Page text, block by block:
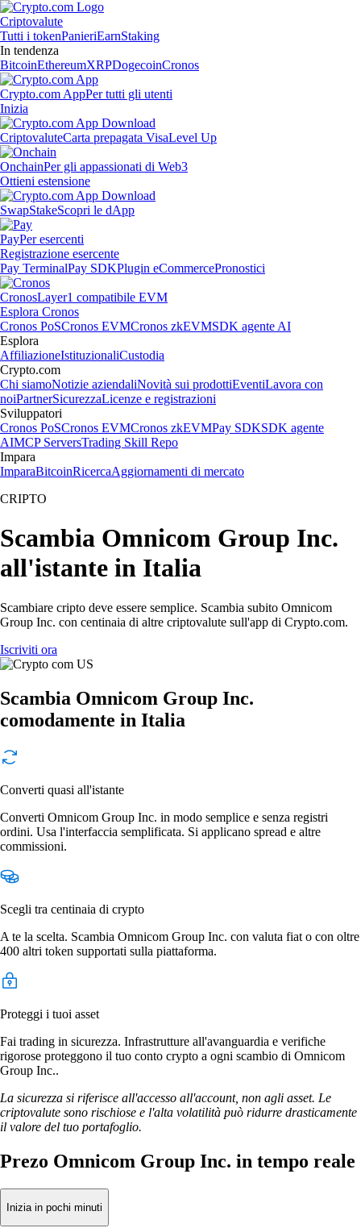
Criptovalute
Tutti i tokenPanieriEarnStaking
In tendenza
BitcoinEthereumXRPDogecoinCronos
Crypto.com AppPer tutti gli utenti
Inizia
CriptovaluteCarta prepagata VisaLevel Up
OnchainPer gli appassionati di Web3
Ottieni estensione
SwapStakeScopri le dApp
PayPer esercenti
Registrazione esercente
Pay TerminalPay SDKPlugin eCommercePronostici
CronosLayer1 compatibile EVM
Esplora Cronos
Cronos PoSCronos EVMCronos zkEVMSDK agente AI
Esplora
AffiliazioneIstituzionaliCustodia
Crypto.com
Chi siamoNotizie aziendaliNovità sui prodottiEventiLavora con
noiPartnerSicurezzaLicenze e registrazioni
Sviluppatori
Cronos PoSCronos EVMCronos zkEVMPay SDKSDK agente
AIMCP ServersTrading Skill Repo
Impara
ImparaBitcoinRicercaAggiornamenti di mercato
CRIPTO
Scambia Omnicom Group Inc.
all'istante in Italia
Scambiare cripto deve essere semplice. Scambia subito Omnicom
Group Inc. con centinaia di altre criptovalute sull'app di Crypto.com.
Iscriviti ora
Scambia Omnicom Group Inc.
comodamente in Italia
Converti quasi all'istante
Converti Omnicom Group Inc. in modo semplice e senza registri
ordini. Usa l'interfaccia semplificata. Si applicano spread e altre
commissioni.
Scegli tra centinaia di crypto
A te la scelta. Scambia Omnicom Group Inc. con valuta fiat o con oltre
400 altri token supportati sulla piattaforma.
Proteggi i tuoi asset
Fai trading in sicurezza. Infrastrutture all'avanguardia e verifiche
rigorose proteggono il tuo conto crypto a ogni scambio di Omnicom
Group Inc..
La sicurezza si riferisce all'accesso all'account, non agli asset. Le
criptovalute sono rischiose e l'alta volatilità può ridurre drasticamente
il valore del tuo portafoglio.
Prezo Omnicom Group Inc. in tempo reale
Inizia in pochi minuti